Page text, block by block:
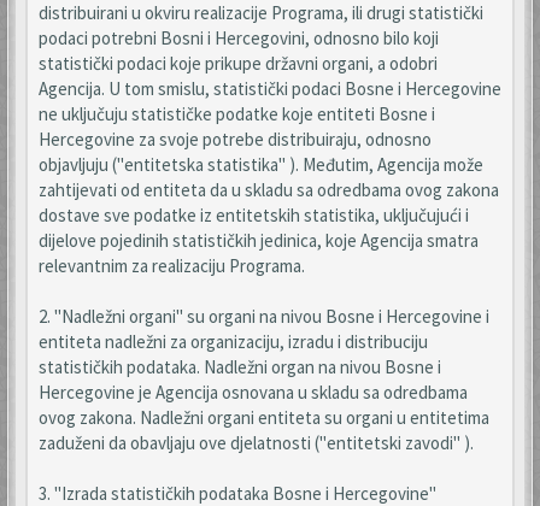
distribuirani u okviru realizacije Programa, ili drugi statistički
podaci potrebni Bosni i Hercegovini, odnosno bilo koji
statistički podaci koje prikupe državni organi, a odobri
Agencija. U tom smislu, statistički podaci Bosne i Hercegovine
ne uključuju statističke podatke koje entiteti Bosne i
Hercegovine za svoje potrebe distribuiraju, odnosno
objavljuju ("entitetska statistika" ). Međutim, Agencija može
zahtijevati od entiteta da u skladu sa odredbama ovog zakona
dostave sve podatke iz entitetskih statistika, uključujući i
dijelove pojedinih statističkih jedinica, koje Agencija smatra
relevantnim za realizaciju Programa.
2. "Nadležni organi" su organi na nivou Bosne i Hercegovine i
entiteta nadležni za organizaciju, izradu i distribuciju
statističkih podataka. Nadležni organ na nivou Bosne i
Hercegovine je Agencija osnovana u skladu sa odredbama
ovog zakona. Nadležni organi entiteta su organi u entitetima
zaduženi da obavljaju ove djelatnosti ("entitetski zavodi" ).
3. "Izrada statističkih podataka Bosne i Hercegovine"